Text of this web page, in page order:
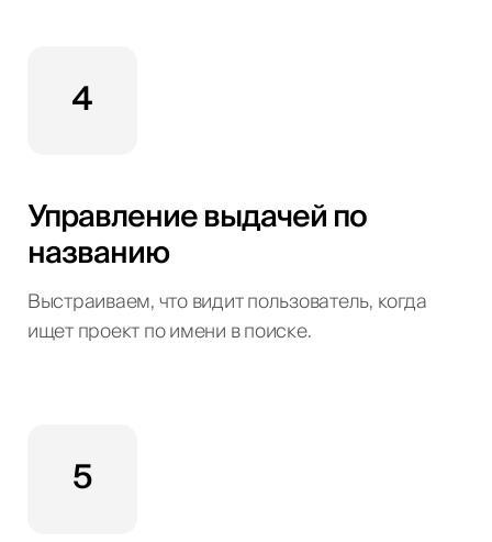
4
Управление выдачей по
названию
Выстраиваем, что видит пользователь, когда
ищет проект по имени в поиске.
5